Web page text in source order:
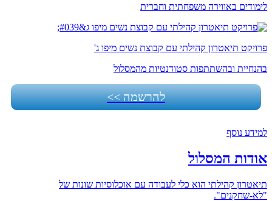
לימודים באווירה משפחתית וחברית
פרויקט תיאטרון קהילתי עם קבוצת נשים מיפו ג'
בהנחיית ובהשתתפות סטודנטיות מהמסלול
להרשמה >>
למידע נוסף
אודות המסלול
תיאטרון קהילתי הוא כלי לעבודה עם אוכלוסיות שונות של
"לא-שחקנים".